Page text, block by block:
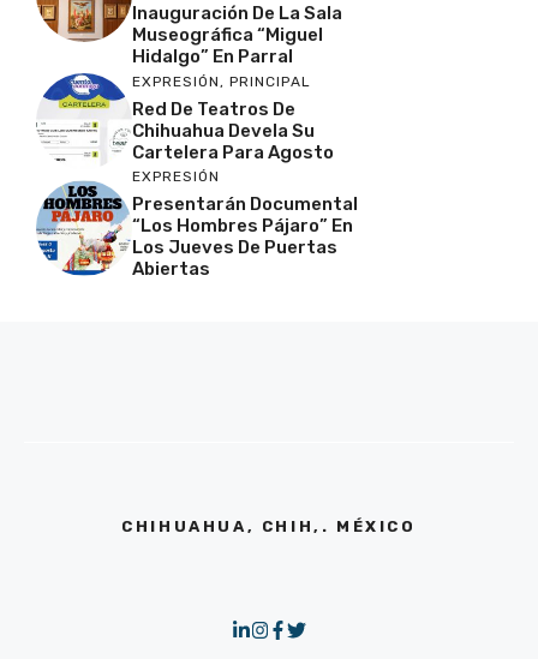
Inauguración De La Sala
Museográfica “Miguel
Hidalgo” En Parral
EXPRESIÓN , PRINCIPAL
Red De Teatros De
Chihuahua Devela Su
Cartelera Para Agosto
EXPRESIÓN
Presentarán Documental
“Los Hombres Pájaro” En
Los Jueves De Puertas
Abiertas
CHIHUAHUA, CHIH,. MÉXICO